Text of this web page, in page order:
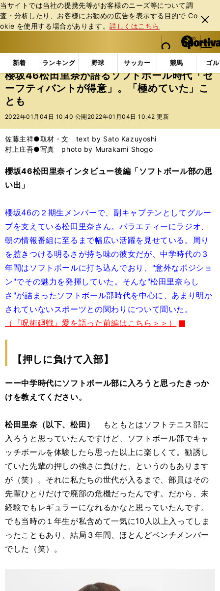
当サイトでは当社の提携先等がお客様のニーズ等について調
査・分析したり、お客様にお勧めの広告を表⽰する⽬的で Co
okie を使⽤する場合があります。詳しくはこちら
閉じ
る
web Sportiva (webスポルティーバ)
検索
マイペ
ー
ジ
メニュ
新着 ランキング 野球 サッカー 競馬 ゴ
b
ス
ポ
ル
テ
ー
バ
エンタメ その他 櫻坂46松田里奈が語るソフトボー
櫻坂46松田里奈が語るソフトボール時代「セ
ーフティバントが得意」。「極めていた」こ
とも
2022年01月04日 10:40 公開 2022年01月04日 10:42 更新
佐藤主祥●取材・文 text by Sato Kazuyoshi
村上庄吾●写真 photo by Murakami Shogo
櫻坂46松田里奈インタビュー後編「ソフトボール部の思
い出」
櫻坂46の２期生メンバーで、副キャプテンとしてグルー
プを支えている松田里奈さん。バラエティーにラジオ、
朝の情報番組に至るまで幅広い活躍を見せている。周り
を惹きつける明るさが持ち味の彼女だが、中学時代の３
年間はソフトボールに打ち込んでおり、"意外なポジショ
ン"でその魅力を発揮していた。そんな"松田里奈らし
さ"が詰まったソフトボール部時代を中心に、あまり明か
されていないスポーツとの関わりについて聞いた。
（『呪術廻戦』愛を語った前編はこちら＞＞）
【押しに負けて入部】
ーー中学時代にソフトボール部に入ろうと思ったきっか
けを教えてください。
松田里奈（以下、松田）
もともとはソフトテニス部に
入ろうと思っていたんですけど、ソフトボール部でキャ
ッチボールを体験したら思った以上に楽しくて。勧誘し
ていた先輩の押しの強さに負けた、というのもあります
が（笑）。それに私たちの世代が入るまで、部員はその
先輩ひとりだけで廃部の危機だったんです。だから、未
経験でもレギュラーになれるかなと思っていたんです。
でも当時の１年生が私含めて一気に10人以上入ってしま
ったこともあり、結局３年間、ほとんどベンチメンバー
でした（笑）。